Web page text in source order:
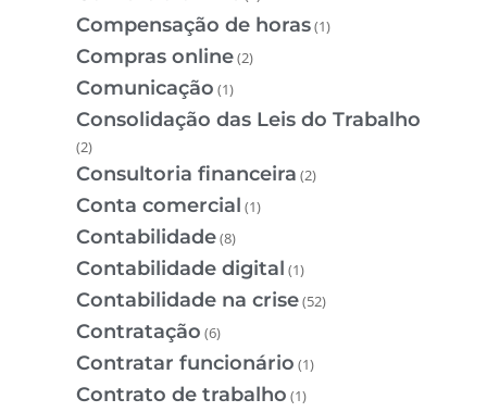
Compensação de horas(1)
Compras online(2)
Comunicação (1)
Consolidação das Leis do Trabalho
(2)
Consultoria financeira (2)
Conta comercial (1)
Contabilidade(8)
Contabilidade digital (1)
Contabilidade na crise(52)
Contratação (6)
Contratar funcionário (1)
Contrato de trabalho (1)